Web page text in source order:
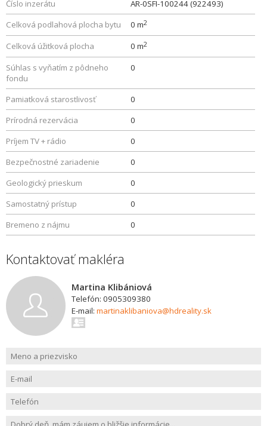
Číslo inzerátu
AR-0SFI-100244 (922493)
Celková podlahová plocha bytu
0 m2
Celková úžitková plocha 0 m2
Súhlas s vyňatím z pôdneho
fondu
0
Pamiatková starostlivosť
0
Prírodná rezervácia
0
Príjem TV + rádio
0
Bezpečnostné zariadenie
0
Geologický prieskum
0
Samostatný prístup
0
Bremeno z nájmu
0
Kontaktovať makléra
Martina Klibániová
Telefón: 0905309380
E-mail: martinaklibaniova@hdreality.sk